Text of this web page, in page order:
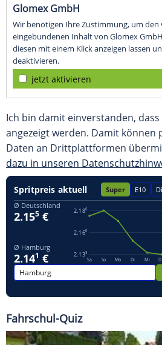
Glomex GmbH
Wir benötigen Ihre Zustimmung, um den
eingebundenen Inhalt von Glomex
diesen mit einem Klick anzeigen lassen
deaktivieren.
jetzt aktivieren
Ich bin damit einverstanden,
angezeigt werden. Damit können
Daten an Drittplattformen
dazu in unseren
Fahrschul-Quiz